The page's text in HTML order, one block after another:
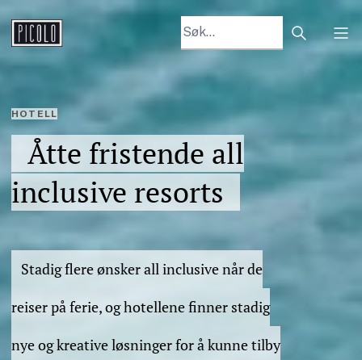
Search
HOTELL
Åtte fristende all
inclusive resorts
Stadig flere ønsker all inclusive når de
reiser på ferie, og hotellene finner stadig
nye og kreative løsninger for å kunne tilby